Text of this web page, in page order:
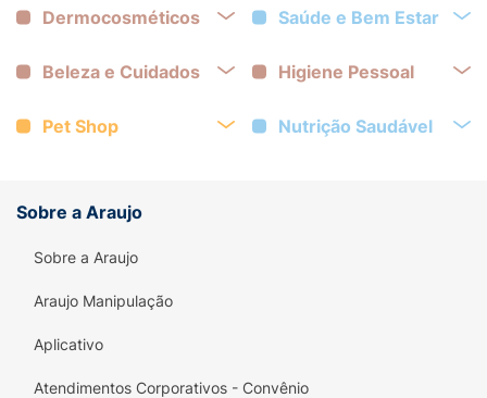
Dermocosméticos Saúde e Bem Estar
Beleza e Cuidados Higiene Pessoal
Pet Shop Nutrição Saudável
Sobre a Araujo
Sobre a Araujo
Araujo Manipulação
Aplicativo
Atendimentos Corporativos - Convênio